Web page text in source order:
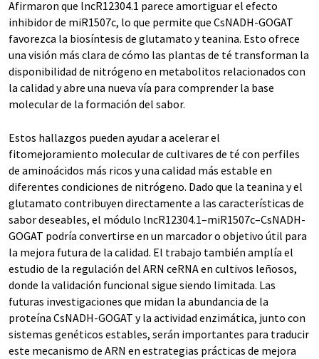
Afirmaron que lncR12304.1 parece amortiguar el efecto
inhibidor de miR1507c, lo que permite que CsNADH-GOGAT
favorezca la biosíntesis de glutamato y teanina. Esto ofrece
una visión más clara de cómo las plantas de té transforman la
disponibilidad de nitrógeno en metabolitos relacionados con
la calidad y abre una nueva vía para comprender la base
molecular de la formación del sabor.
Estos hallazgos pueden ayudar a acelerar el
fitomejoramiento molecular de cultivares de té con perfiles
de aminoácidos más ricos y una calidad más estable en
diferentes condiciones de nitrógeno. Dado que la teanina y el
glutamato contribuyen directamente a las características de
sabor deseables, el módulo lncR12304.1–miR1507c–CsNADH-
GOGAT podría convertirse en un marcador o objetivo útil para
la mejora futura de la calidad. El trabajo también amplía el
estudio de la regulación del ARN ceRNA en cultivos leñosos,
donde la validación funcional sigue siendo limitada. Las
futuras investigaciones que midan la abundancia de la
proteína CsNADH-GOGAT y la actividad enzimática, junto con
sistemas genéticos estables, serán importantes para traducir
este mecanismo de ARN en estrategias prácticas de mejora